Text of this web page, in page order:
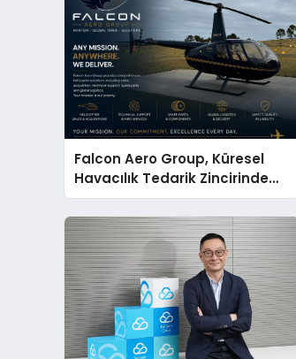
Falcon Aero Group, Küresel
Havacılık Tedarik Zincirinde
Türkiye’den Dünyaya Açılıyor